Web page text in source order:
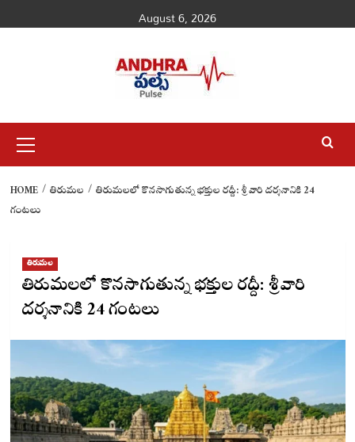
to
August 6, 2026
Menu
HOME తిరుమల
తిరుమలలో కొనసాగుతున్న భక్తుల రద్దీ: శ్రీవారి దర్శనానికి 24
గంటలు
తిరుమల
తిరుమలలో కొనసాగుతున్న భక్తుల రద్దీ: శ్రీవారి
దర్శనానికి 24 గంటలు